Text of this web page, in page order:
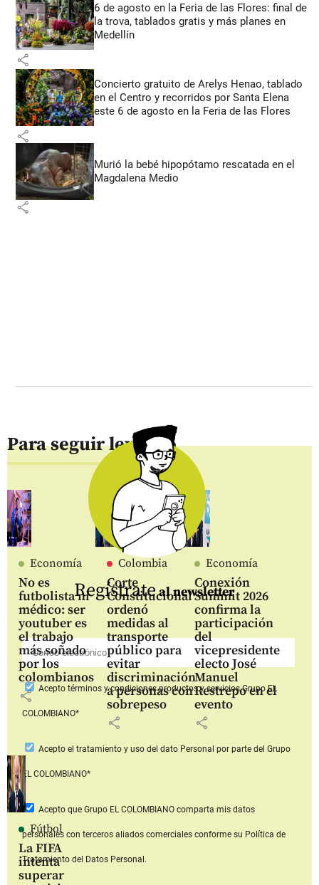
6 de agosto en la Feria de las Flores: final de
la trova, tablados gratis y más planes en
Medellín
share
Concierto gratuito de Arelys Henao, tablado
en el Centro y recorridos por Santa Elena
este 6 de agosto en la Feria de las Flores
share
Murió la bebé hipopótamo rescatada en el
Magdalena Medio
share
Para seguir leyendo
Economía
No es
futbolista ni
médico: ser
youtuber es
el trabajo
más soñado
por los
colombianos
share
Colombia
Corte
Constitucional
ordenó
medidas al
transporte
público para
evitar
discriminación
a personas con
sobrepeso
share
Economía
Conexión
Summit 2026
confirma la
participación
del
vicepresidente
electo José
Manuel
Restrepo en el
evento
share
Fútbol
La FIFA
intenta
superar
Regístrateal newsletter
Aceptotérminos y condiciones productos y serviciosGrupo EL
COLOMBIANO*
Acepto el tratamiento y uso del dato Personal por parte del Grupo
EL COLOMBIANO*
Acepto que Grupo EL COLOMBIANOcomparta mis datos
personales con terceros aliados comerciales conforme su Política de
Tratamiento del Datos Personal.